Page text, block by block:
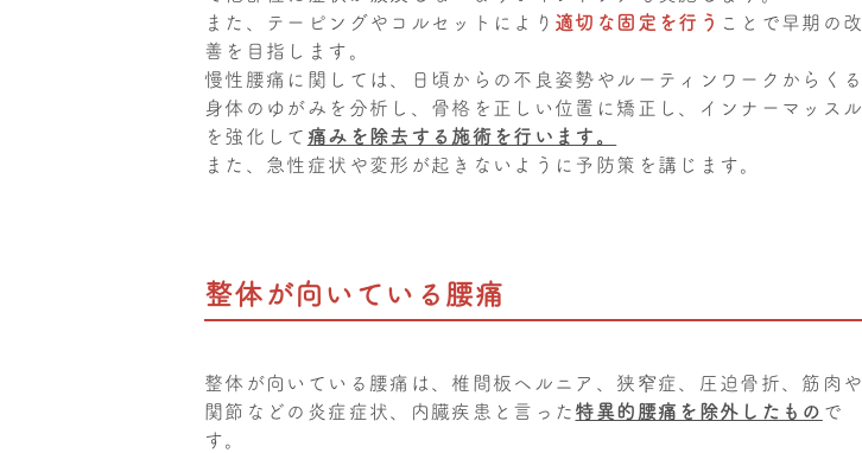
また、テーピングやコルセットにより 適切な固定を行う ことで早期の改
善を目指します。
慢性腰痛に関しては、日頃からの不良姿勢やルーティンワークからくる
身体のゆがみを分析し、骨格を正しい位置に矯正し、インナーマッスル
を強化して 痛みを除去する施術を行います。
また、急性症状や変形が起きないように予防策を講じます。
整体が向いている腰痛
整体が向いている腰痛は、椎間板ヘルニア、狭窄症、圧迫骨折、筋肉や
関節などの炎症症状、内臓疾患と言った特異的腰痛を除外したもの で
す。